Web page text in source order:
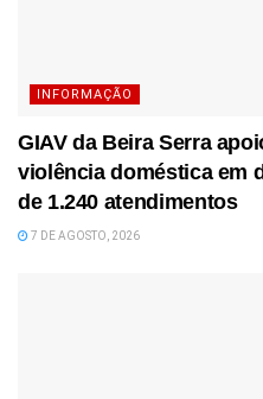
INFORMAÇÃO
GIAV da Beira Serra
violência doméstica em
de 1.240 atendimentos
7 DE AGOSTO, 2026